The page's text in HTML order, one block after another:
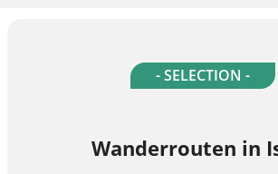
- SELECTION -
Wanderrouten in